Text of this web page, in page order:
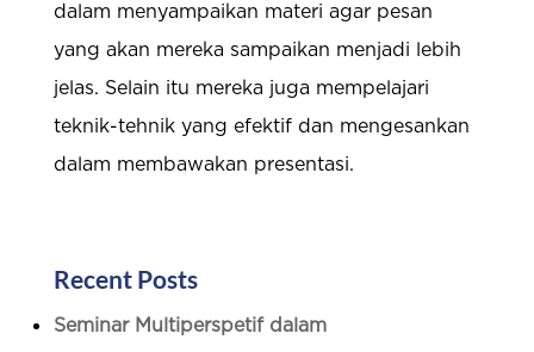
dalam menyampaikan materi agar pesan
yang akan mereka sampaikan menjadi lebih
jelas. Selain itu mereka juga mempelajari
teknik-tehnik yang efektif dan mengesankan
dalam membawakan presentasi.
Recent Posts
Seminar Multiperspetif dalam